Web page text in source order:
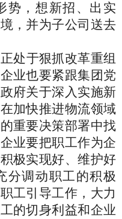
势， 想新招、出实
，并为子公司 送去
处于狠抓改革重组
业也要紧跟集团党
府关于深入实施新
加快推进物流领域
重要决策部署中找
企业要把职工作为企
极实现好、维护好
分调动职工的积极
工引导工作，大力
的切身利益和企业